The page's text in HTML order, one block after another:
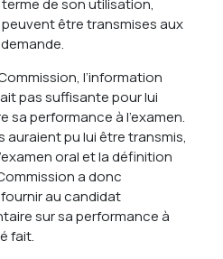
de son utilisation,
être transmises aux
l’information
pas suffisante pour lui
sa performance à l’examen.
auraient pu lui être transmis,
oral et la définition
a donc
au candidat
sur sa performance à
fait.